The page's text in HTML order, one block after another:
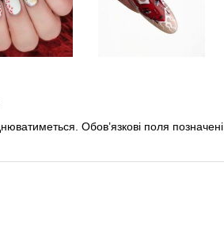
Обов’язкові поля позначені